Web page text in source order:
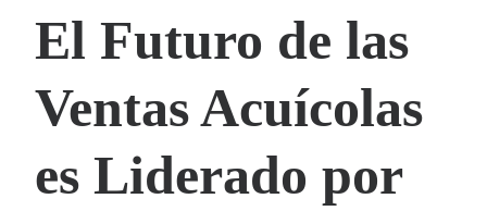
El Futuro de las
Ventas Acuícolas
es Liderado por